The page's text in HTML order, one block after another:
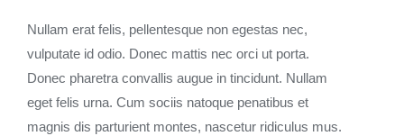
Nullam erat felis, pellentesque non egestas nec,
vulputate id odio. Donec mattis nec orci ut porta.
Donec pharetra convallis augue in tincidunt. Nullam
eget felis urna. Cum sociis natoque penatibus et
magnis dis parturient montes, nascetur ridiculus mus.